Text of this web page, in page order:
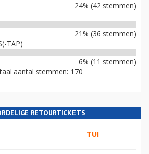
24% (42 stemmen)
21% (36 stemmen)
TAP)
6% (11 stemmen)
aantal stemmen: 170
RETOURTICKETS
TUI